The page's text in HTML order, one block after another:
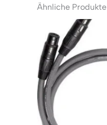
Ähnliche Produkte